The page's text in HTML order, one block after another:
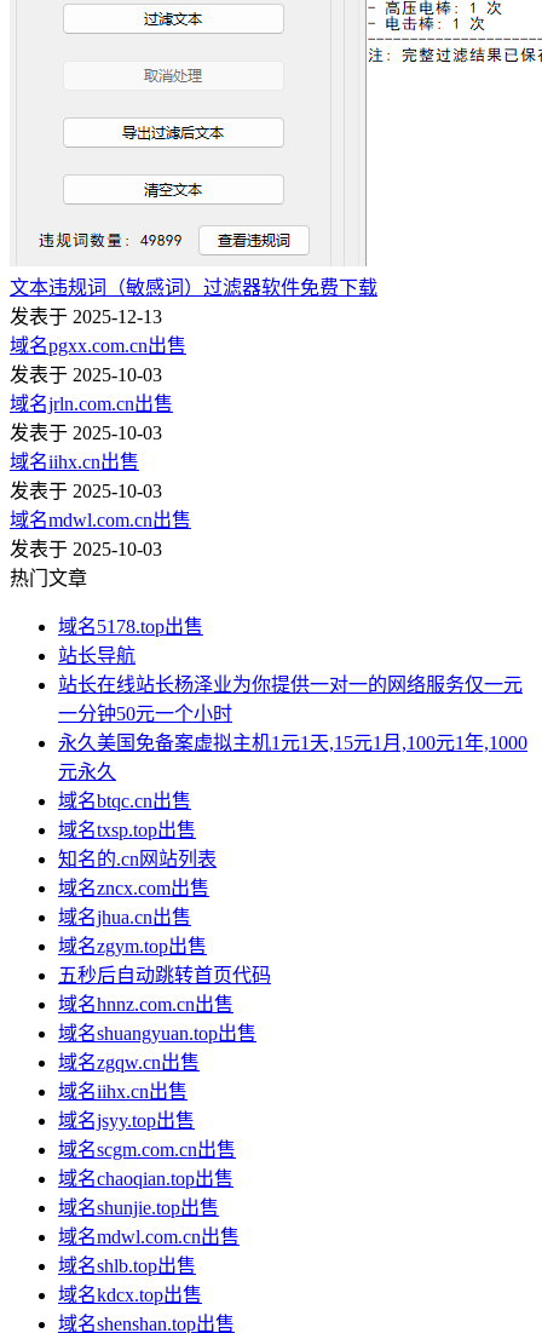
文本违规词（敏感词）过滤器软件免费下载
发表于 2025-12-13
域名pgxx.com.cn出售
发表于 2025-10-03
域名jrln.com.cn出售
发表于 2025-10-03
域名iihx.cn出售
发表于 2025-10-03
域名mdwl.com.cn出售
发表于 2025-10-03
热门文章
域名5178.top出售
站长导航
站长在线站长杨泽业为你提供一对一的网络服务仅一元
一分钟50元一个小时
永久美国免备案虚拟主机1元1天,15元1月,100元1年,1000
元永久
域名btqc.cn出售
域名txsp.top出售
知名的.cn网站列表
域名zncx.com出售
域名jhua.cn出售
域名zgym.top出售
五秒后自动跳转首页代码
域名hnnz.com.cn出售
域名shuangyuan.top出售
域名zgqw.cn出售
域名iihx.cn出售
域名jsyy.top出售
域名scgm.com.cn出售
域名chaoqian.top出售
域名shunjie.top出售
域名mdwl.com.cn出售
域名shlb.top出售
域名kdcx.top出售
域名shenshan.top出售